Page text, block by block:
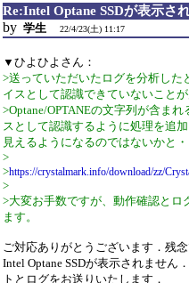
Re:Intel Optane SSDが表示さ
by 学生 22/4/23(土) 11:17
▼ひよひよさん：
>送っていただいたログを分析した
イスとして認識できていないことが
>Optane/OPTANEの文字列が含ま
スとして認識するように処理を追
見えるようになるのではないかと・
>
>https://crystalmark.info/download/zz/
>
>大変お手数ですが、動作確認とロ
ます。
ご対応ありがとうございます．残
Intel Optane SSDが表示されません
トとログをお送りいたします．